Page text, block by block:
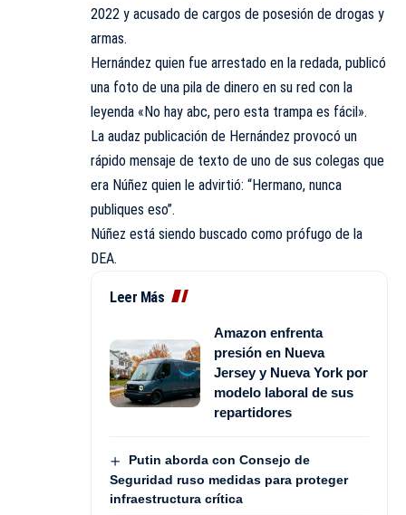
2022 y acusado de cargos de posesión de drogas y
armas.
Hernández quien fue arrestado en la redada, publicó
una foto de una pila de dinero en su red con la
leyenda «No hay abc, pero esta trampa es fácil».
La audaz publicación de Hernández provocó un
rápido mensaje de texto de uno de sus colegas que
era Núñez quien le advirtió: “Hermano, nunca
publiques eso”.
Núñez está siendo buscado como prófugo de la
DEA.
Leer Más
Amazon enfrenta
presión en Nueva
Jersey y Nueva York por
modelo laboral de sus
repartidores
Putin aborda con Consejo de
Seguridad ruso medidas para proteger
infraestructura crítica